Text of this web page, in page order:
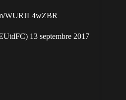
WURJL4wZBR
13 septembre 2017